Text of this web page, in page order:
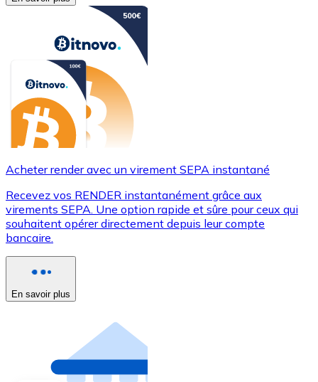
Acheter render avec un virement SEPA instantané
Recevez vos RENDER instantanément grâce aux
virements SEPA. Une option rapide et sûre pour ceux qui
souhaitent opérer directement depuis leur compte
bancaire.
En savoir plus